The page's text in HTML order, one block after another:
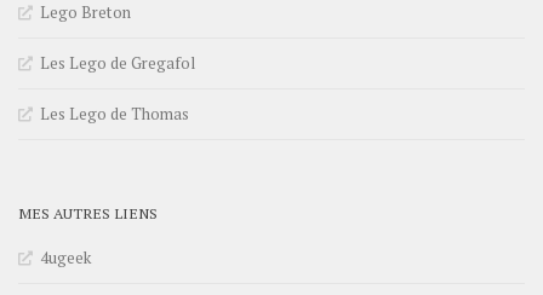
Lego Breton
Les Lego de Gregafol
Les Lego de Thomas
MES AUTRES LIENS
4ugeek